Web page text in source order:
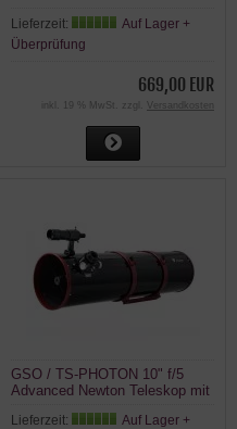
Lieferzeit:
Auf Lager +
Überprüfung
669,00 EUR
inkl. 19 % MwSt. zzgl. Versandkosten
GSO / TS-PHOTON 10" f/5
Advanced Newton Teleskop mit
Lieferzeit:
Auf Lager +